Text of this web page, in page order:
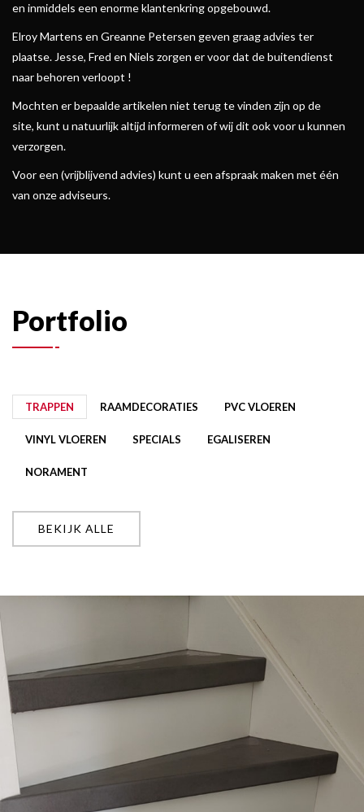
en inmiddels een enorme klantenkring opgebouwd.
Elroy Martens en Greanne Petersen geven graag advies ter
plaatse. Jesse, Fred en Niels zorgen er voor dat de buitendienst
naar behoren verloopt !
Mochten er bepaalde artikelen niet terug te vinden zijn op de
site, kunt u natuurlijk altijd informeren of wij dit ook voor u kunnen
verzorgen.
Voor een (vrijblijvend advies) kunt u een afspraak maken met één
van onze adviseurs.
Portfolio
TRAPPEN RAAMDECORATIES PVC VLOEREN
VINYL VLOEREN SPECIALS EGALISEREN
NORAMENT
BEKIJK ALLE